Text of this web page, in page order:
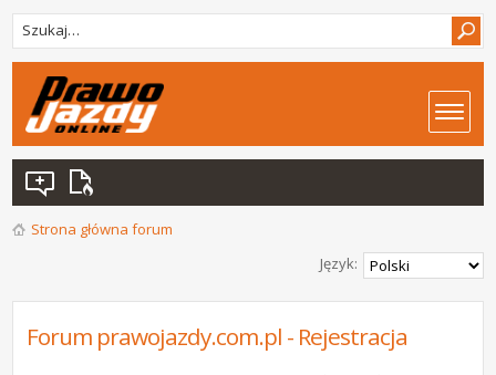
Strona główna forum
Język:
Forum prawojazdy.com.pl - Rejestracja